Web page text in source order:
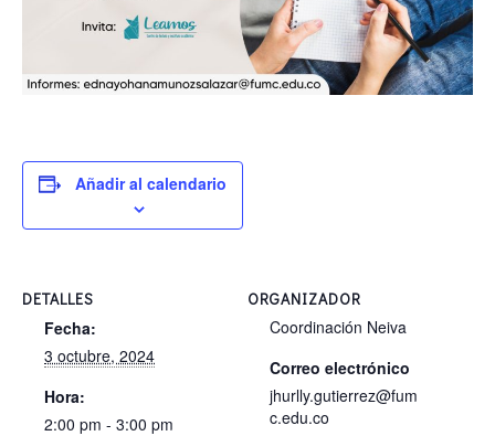
Añadir al calendario
DETALLES
Fecha:
3 octubre, 2024
Hora:
2:00 pm - 3:00 pm
ORGANIZADOR
Coordinación Neiva
Correo electrónico
jhurlly.gutierrez@fum
c.edu.co